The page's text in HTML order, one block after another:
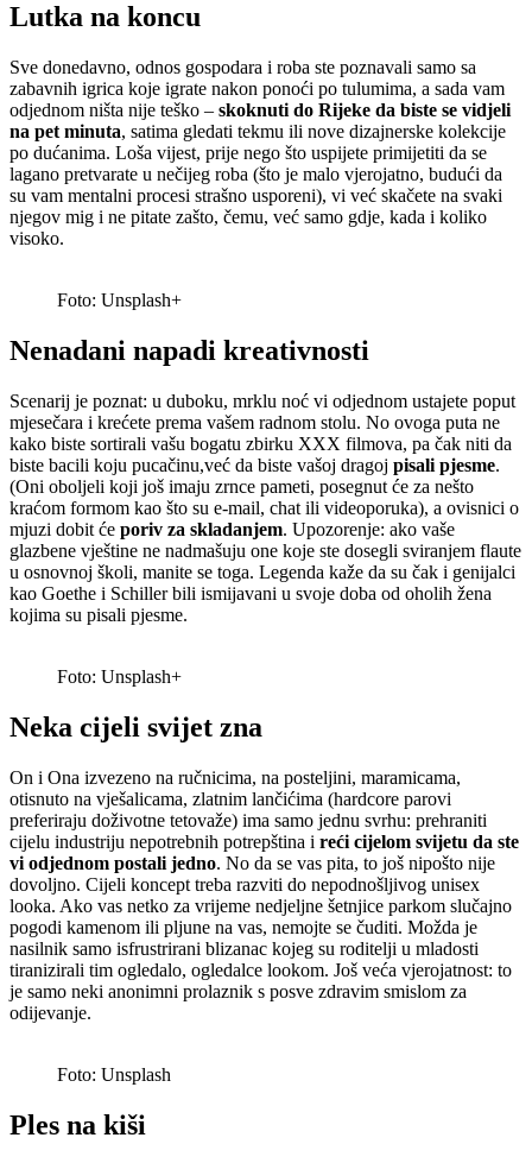
Lutka na koncu
Sve donedavno, odnos gospodara i roba ste poznavali samo sa
zabavnih igrica koje igrate nakon ponoći po tulumima, a sada vam
odjednom ništa nije teško – skoknuti do Rijeke da biste se vidjeli
na pet minuta, satima gledati tekmu ili nove dizajnerske kolekcije
po dućanima. Loša vijest, prije nego što uspijete primijetiti da se
lagano pretvarate u nečijeg roba (što je malo vjerojatno, budući da
su vam mentalni procesi strašno usporeni), vi već skačete na svaki
njegov mig i ne pitate zašto, čemu, već samo gdje, kada i koliko
visoko.
Foto: Unsplash+
Nenadani napadi kreativnosti
Scenarij je poznat: u duboku, mrklu noć vi odjednom ustajete poput
mjesečara i krećete prema vašem radnom stolu. No ovoga puta ne
kako biste sortirali vašu bogatu zbirku XXX filmova, pa čak niti da
biste bacili koju pucačinu,već da biste vašoj dragoj pisali pjesme.
(Oni oboljeli koji još imaju zrnce pameti, posegnut će za nešto
kraćom formom kao što su e-mail, chat ili videoporuka), a ovisnici o
mjuzi dobit će poriv za skladanjem. Upozorenje: ako vaše
glazbene vještine ne nadmašuju one koje ste dosegli sviranjem flaute
u osnovnoj školi, manite se toga. Legenda kaže da su čak i genijalci
kao Goethe i Schiller bili ismijavani u svoje doba od oholih žena
kojima su pisali pjesme.
Foto: Unsplash+
Neka cijeli svijet zna
On i Ona izvezeno na ručnicima, na posteljini, maramicama,
otisnuto na vješalicama, zlatnim lančićima (hardcore parovi
preferiraju doživotne tetovaže) ima samo jednu svrhu: prehraniti
cijelu industriju nepotrebnih potrepština i reći cijelom svijetu da ste
vi odjednom postali jedno. No da se vas pita, to još nipošto nije
dovoljno. Cijeli koncept treba razviti do nepodnošljivog unisex
looka. Ako vas netko za vrijeme nedjeljne šetnjice parkom slučajno
pogodi kamenom ili pljune na vas, nemojte se čuditi. Možda je
nasilnik samo isfrustrirani blizanac kojeg su roditelji u mladosti
tiranizirali tim ogledalo, ogledalce lookom. Još veća vjerojatnost: to
je samo neki anonimni prolaznik s posve zdravim smislom za
odijevanje.
Foto: Unsplash
Ples na kiši